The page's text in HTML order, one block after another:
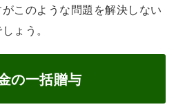
このような問題を解決しない
ょう。
の一括贈与